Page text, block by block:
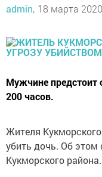
admin, 18 марта
Мужчине предстоит
200 часов.
Жителя
убить дочь. Об этом
Кукморского района.